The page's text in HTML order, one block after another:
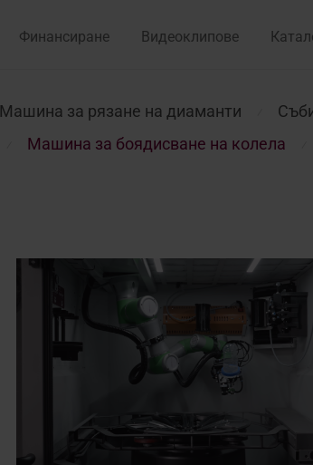
Финансиране Видеоклипове
Машина за рязане на диаманти
Машина за боядисване на колела